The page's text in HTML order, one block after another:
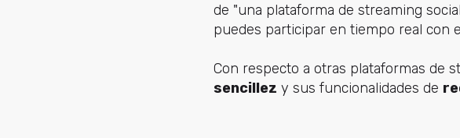
de "una plataforma de streaming
puedes participar en tiempo real con
Con respecto a otras plataformas de
sencillez y sus funcionalidades de